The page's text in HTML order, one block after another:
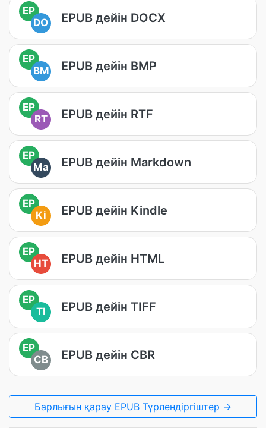
EP
DO
EPUB дейін DOCX
EP
BM
EPUB дейін BMP
EP
RT
EPUB дейін RTF
EP
Ma
EPUB дейін Markdown
EP
Ki
EPUB дейін Kindle
EP
HT
EPUB дейін HTML
EP
TI
EPUB дейін TIFF
EP
CB
EPUB дейін CBR
Барлығын қарау EPUB Түрлендіргіштер →